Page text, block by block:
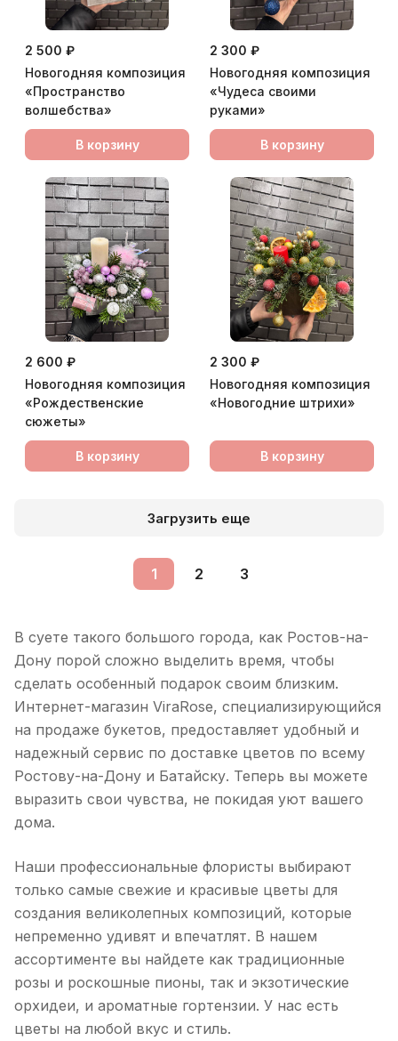
2 500 ₽
Новогодняя композиция
«Пространство
волшебства»
В корзину
2 300 ₽
Новогодняя композиция
«Чудеса своими
руками»
В корзину
2 600 ₽
Новогодняя композиция
«Рождественские
сюжеты»
В корзину
2 300 ₽
Новогодняя композиция
«Новогодние штрихи»
В корзину
Загрузить еще
1 2 3
В суете такого большого города, как Ростов-на-
Дону порой сложно выделить время, чтобы
сделать особенный подарок своим близким.
Интернет-магазин ViraRose, специализирующийся
на продаже букетов, предоставляет удобный и
надежный сервис по доставке цветов по всему
Ростову-на-Дону и Батайску. Теперь вы можете
выразить свои чувства, не покидая уют вашего
дома.
Наши профессиональные флористы выбирают
только самые свежие и красивые цветы для
создания великолепных композиций, которые
непременно удивят и впечатлят. В нашем
ассортименте вы найдете как традиционные
розы и роскошные пионы, так и экзотические
орхидеи, и ароматные гортензии. У нас есть
цветы на любой вкус и стиль.